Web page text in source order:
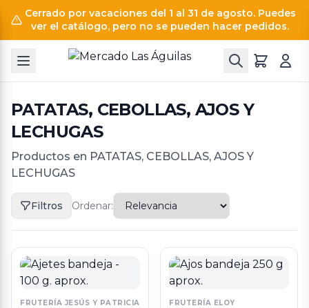
Cerrado por vacaciones del 1 al 31 de agosto. Puedes
ver el catálogo, pero no se pueden hacer pedidos.
PATATAS, CEBOLLAS, AJOS Y
LECHUGAS
Productos en PATATAS, CEBOLLAS, AJOS Y
LECHUGAS
Filtros Ordenar:
FRUTERÍA JESÚS Y PATRICIA
FRUTERÍA ELOY